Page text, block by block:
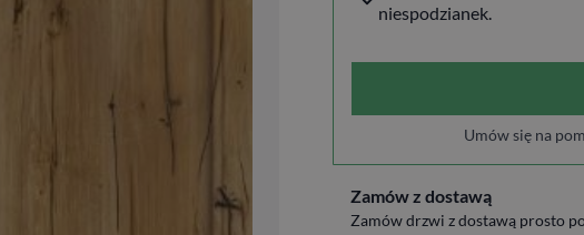
niespodzianek.
Umów się na
Zamów z dostawą
Zamów drzwi z dostawą prosto